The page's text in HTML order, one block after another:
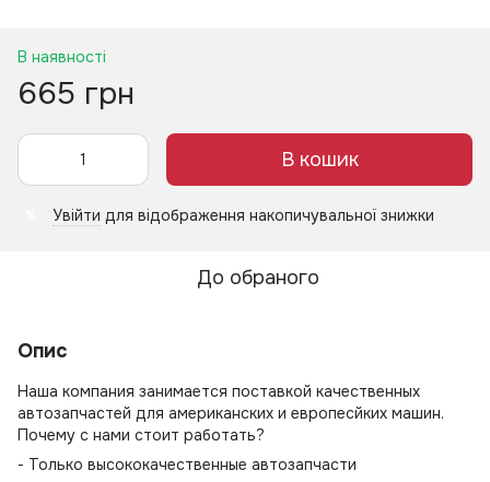
В наявності
665 грн
В кошик
Увійти для відображення накопичувальної знижки
До обраного
Опис
Наша компания занимается поставкой качественных
автозапчастей для американских и европесйких машин.
Почему с нами стоит работать?
- Только высококачественные автозапчасти